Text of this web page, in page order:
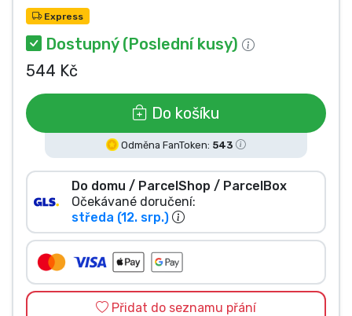
Express
Dostupný (Poslední kusy)
544 Kč
Do košíku
Odměna FanToken: 543
Do domu / ParcelShop / ParcelBox
Očekávané doručení:
středa (12. srp.)
Přidat do seznamu přání
Značky